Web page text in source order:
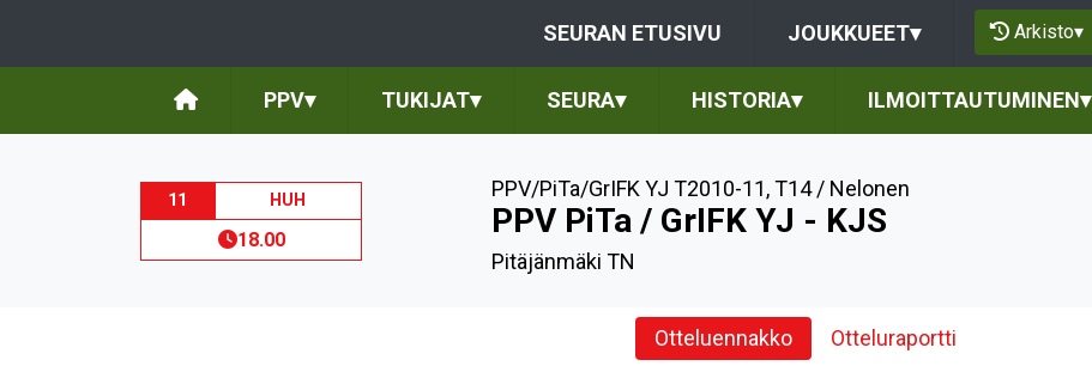
SEURAN ETUSIVU JOUKKUEET▾ Arkisto▾
PPV▾ TUKIJAT▾ SEURA▾ HISTORIA▾ ILMOITTAUTUMINEN▾
11 HUH
18.00
PPV/PiTa/GrIFK YJ T2010-11,T14 / Nelonen
PPV PiTa / GrIFK YJ - KJS
Pitäjänmäki TN
Otteluennakko Otteluraportti